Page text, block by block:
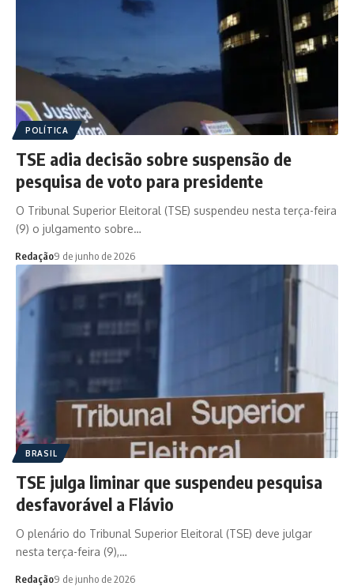
POLÍTICA
TSE adia decisão sobre suspensão de
pesquisa de voto para presidente
O Tribunal Superior Eleitoral (TSE) suspendeu nesta terça-feira
(9) o julgamento sobre…
Redação9 de junho de 2026
BRASIL
TSE julga liminar que suspendeu pesquisa
desfavorável a Flávio
O plenário do Tribunal Superior Eleitoral (TSE) deve julgar
nesta terça-feira (9),…
Redação9 de junho de 2026